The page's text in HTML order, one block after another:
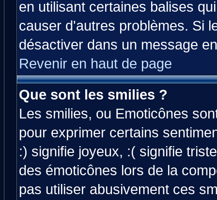
en utilisant certaines balises
causer d'autres problèmes. Si
désactiver dans un message
Revenir en haut de page
Que sont les smilies ?
Les smilies, ou Emoticônes
pour exprimer certains
:) signifie joyeux, :( signifie
des émoticônes lors de la
pas utiliser abusivement ces